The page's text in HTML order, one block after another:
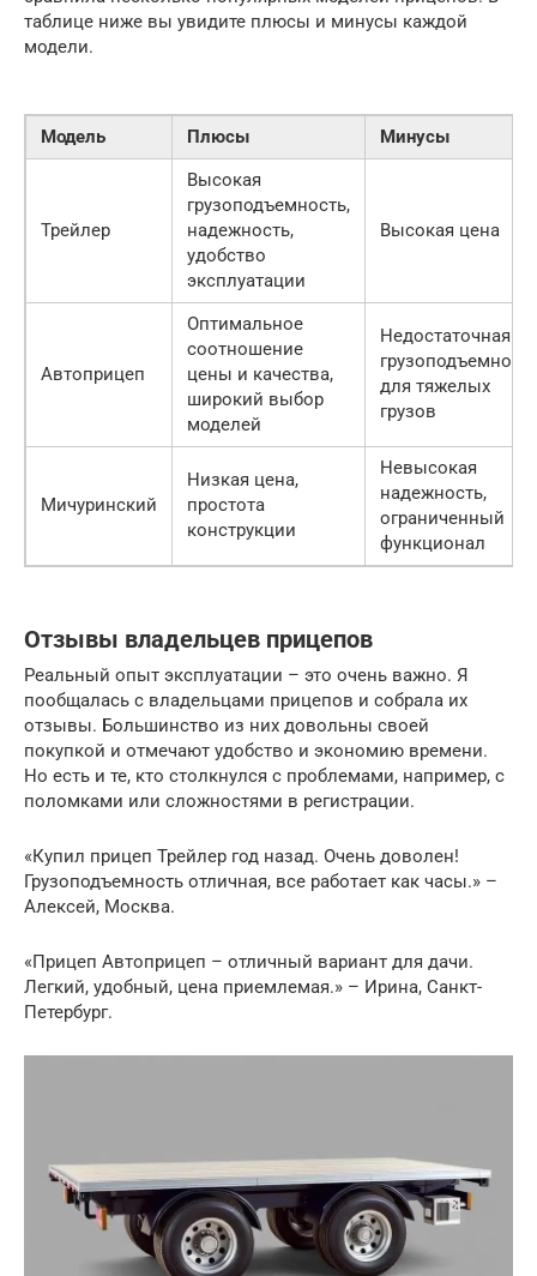
таблице ниже вы увидите плюсы и минусы каждой
модели.
Модель Плюсы Минусы
Трейлер
Высокая
грузоподъемность,
надежность,
удобство
эксплуатации
Высокая цена
Автоприцеп
Оптимальное
соотношение
цены и качества,
широкий выбор
моделей
Недостаточная
для тяжелых
грузов
Мичуринский
Низкая цена,
простота
конструкции
Невысокая
надежность,
ограниченный
функционал
Отзывы владельцев прицепов
Реальный опыт эксплуатации – это очень важно. Я
пообщалась с владельцами прицепов и собрала их
отзывы. Большинство из них довольны своей
покупкой и отмечают удобство и экономию времени.
Но есть и те, кто столкнулся с проблемами, например, с
поломками или сложностями в регистрации.
«Купил прицеп Трейлер год назад. Очень доволен!
Грузоподъемность отличная, все работает как часы.» –
Алексей, Москва.
«Прицеп Автоприцеп – отличный вариант для дачи.
Легкий, удобный, цена приемлемая.» – Ирина, Санкт-
Петербург.